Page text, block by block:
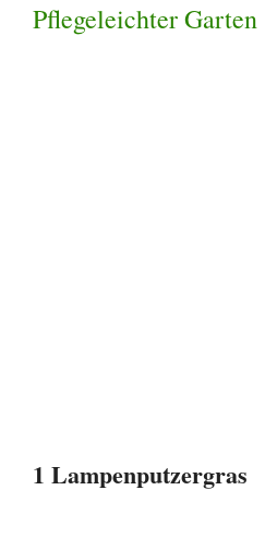
Pflegeleichter Garten
1 Lampenputzergras